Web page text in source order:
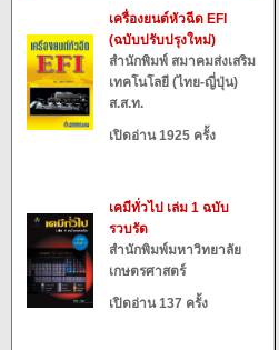
เครื่องยนต์หัวฉีด EFI
(ฉบับปรับปรุงใหม่)
สำนักพิมพ์ สมาคมส่งเสริม
เทคโนโลยี (ไทย-ญี่ปุ่น)
ส.ส.ท.
เปิดอ่าน 1925 ครั้ง
เคมีทั่วไป เล่ม 1 ฉบับ
รวบรัด
สำนักพิมพ์มหาวิทยาลัย
เกษตรศาสตร์
เปิดอ่าน 137 ครั้ง